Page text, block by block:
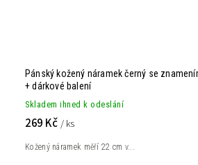
Pánský kožený náramek černý se
+ dárkové balení
Skladem ihned k odeslání
269 Kč / ks
Kožený náramek měří 22 cm v...